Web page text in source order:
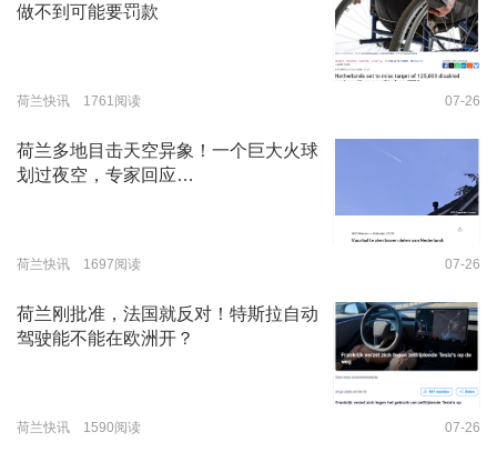
做不到可能要罚款
荷兰快讯 1761阅读 07-26
荷兰多地目击天空异象！一个巨大火球
划过夜空，专家回应…
荷兰快讯 1697阅读 07-26
荷兰刚批准，法国就反对！特斯拉自动
驾驶能不能在欧洲开？
荷兰快讯 1590阅读 07-26